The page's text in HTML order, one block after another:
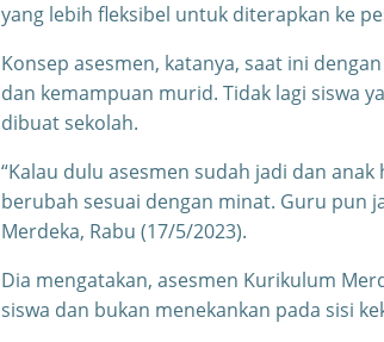
yang lebih fleksibel untuk diterapkan ke
Konsep asesmen, katanya, saat ini
dan kemampuan murid. Tidak lagi siswa
dibuat sekolah.
“Kalau dulu asesmen sudah jadi dan
berubah sesuai dengan minat. Guru pun
Merdeka, Rabu (17/5/2023).
Dia mengatakan, asesmen Kurikulum
siswa dan bukan menekankan pada sisi